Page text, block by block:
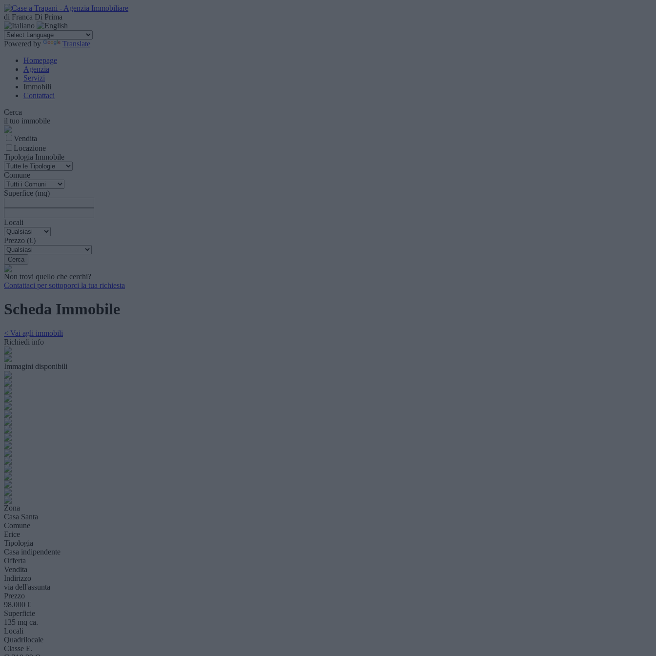
di Franca Di Prima
Powered by
Translate
Homepage
Agenzia
Servizi
Immobili
Contattaci
Cerca
il tuo immobile
Vendita
Locazione
Tipologia Immobile
Comune
Superfice (mq)
Locali
Prezzo (€)
Non trovi quello che cerchi?
Contattaci per sottoporci la tua richiesta
Scheda Immobile
< Vai agli immobili
Richiedi info
Immagini disponibili
Zona
Casa Santa
Comune
Erice
Tipologia
Casa indipendente
Offerta
Vendita
Indirizzo
via dell'assunta
Prezzo
98.000 €
Superficie
135 mq ca.
Locali
Quadrilocale
Classe E.